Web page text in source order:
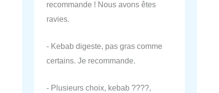
recommande ! Nous avons êtes
ravies.
- Kebab digeste, pas gras comme
certains. Je recommande.
- Plusieurs choix, kebab ????,